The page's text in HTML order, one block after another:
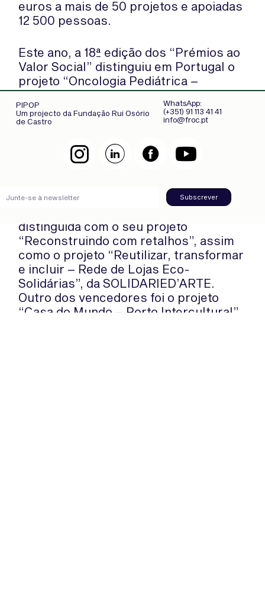
euros a mais de 50 projetos e apoiadas
12 500 pessoas.
Este ano, a 18ª edição dos “Prémios ao
Valor Social” distinguiu em Portugal o
projeto “Oncologia Pediátrica –
Informação que faz a diferença”, criado
pela FROC – Fundação Rui Osório de
Castro. A iniciativa tem como objetivo
da divulgação de informação rigorosa,
criteriosa e de fácil compreensão
distinguida com o seu projeto
“Reconstruindo com retalhos”, assim
como o projeto “Reutilizar, transformar
e incluir – Rede de Lojas Eco-
Solidárias”, da SOLIDARIED’ARTE.
Outro dos vencedores foi o projeto
“Casa do Mundo – Porto Intercultural”,
PIPOP
Um projecto da Fundação Rui Osório
de Castro
WhatsApp:
(+351) 91 113 41 41
info@froc.pt
Subscrever